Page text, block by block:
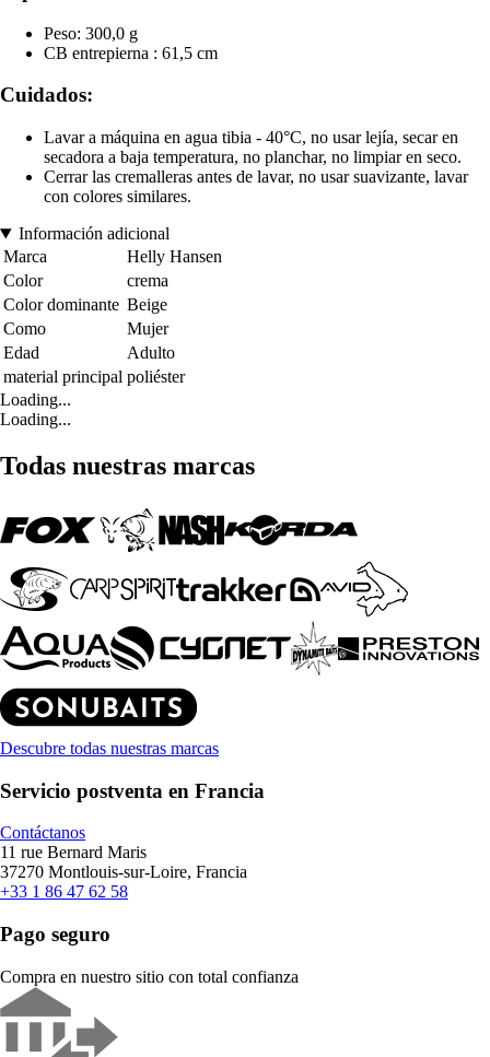
Peso: 300,0 g
CB entrepierna : 61,5 cm
Cuidados:
Lavar a máquina en agua tibia - 40°C, no usar lejía, secar en
secadora a baja temperatura, no planchar, no limpiar en seco.
Cerrar las cremalleras antes de lavar, no usar suavizante, lavar
con colores similares.
Información adicional
Marca
Helly Hansen
Color
crema
Color dominante Beige
Como
Mujer
Edad
Adulto
material principal poliéster
Loading...
Loading...
Todas nuestras marcas
Descubre todas nuestras marcas
Servicio postventa en Francia
Contáctanos
11 rue Bernard Maris
37270 Montlouis-sur-Loire, Francia
+33 1 86 47 62 58
Pago seguro
Compra en nuestro sitio con total confianza